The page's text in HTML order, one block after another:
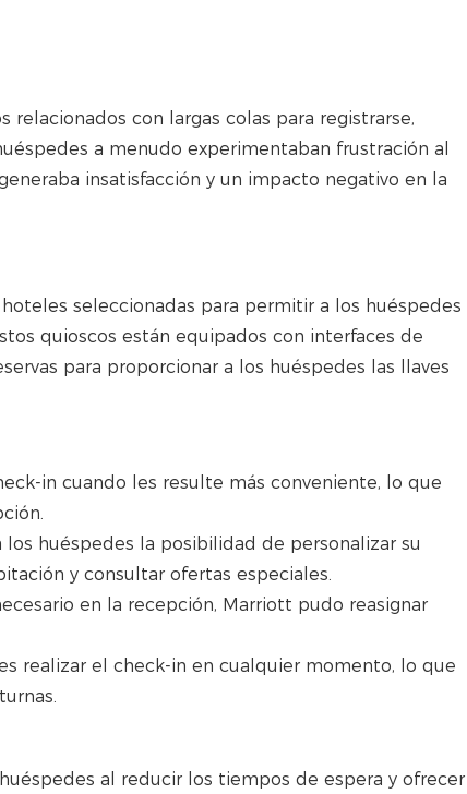
con largas colas para registrarse,
a menudo experimentaban frustración al
insatisfacción y un impacto negativo en la
seleccionadas para permitir a los huéspedes
quioscos están equipados con interfaces de
para proporcionar a los huéspedes las llaves
in cuando les resulte más conveniente, lo que
los huéspedes la posibilidad de personalizar su
y consultar ofertas especiales.
en la recepción, Marriott pudo reasignar
realizar el check-in en cualquier momento, lo que
al reducir los tiempos de espera y ofrecer